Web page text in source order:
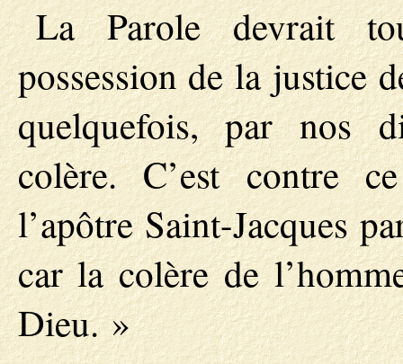
La Parole devrait
possession de la justice
quelquefois, par nos
colère. C’est contre
l’apôtre Saint-Jacques
car la colère de
Dieu. »